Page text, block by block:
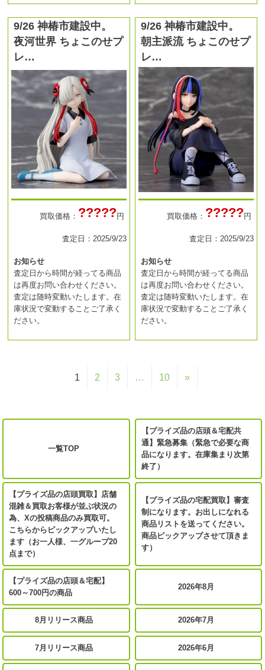
9/26 神椿市建設中。
夜河世界 ちょこのせプ
レ…
買取価格： ?????円
査定日：2025/9/23
お知らせ
査定日から時間が経ってる商品
は再度お問い合わせください。
査定は随時変動いたします。在
庫状況で変動することご了承く
ださい。
9/26 神椿市建設中。
朝主派流 ちょこのせプ
レ…
買取価格： ?????円
査定日：2025/9/23
お知らせ
査定日から時間が経ってる商品
は再度お問い合わせください。
査定は随時変動いたします。在
庫状況で変動することご了承く
ださい。
1 2 3 … 10 »
一覧TOP
【プライズ品の店頭＆宅配共
通】緊急募集（緊急で必要な商
品になります。在庫集まり次第
終了）
【プライズ品の店頭買取】店舗
混雑＆買取お客様が並ぶ状況の
為、Xの投稿商品のみ買取可。
こちらからピックアップいたし
ます（お一人様、一グループ20
点まで）
【プライズ品の宅配買取】審査
制になります。お出しになれる
商品リストを送ってください。
商品ピックアップさせて頂きま
す）
【プライズ品の店頭＆宅配】
600～700円の商品
2026年8月
8月リリース商品 2026年7月
7月リリース商品 2026年6月